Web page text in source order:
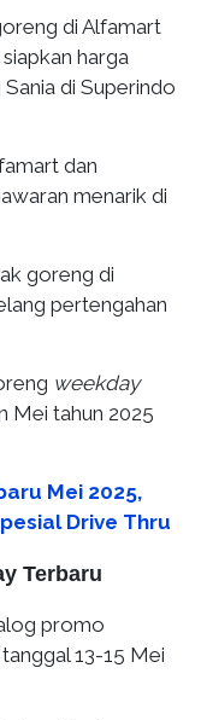
di Alfamart
harga
di Superindo
dan
menarik di
goreng di
pertengahan
weekday
Mei tahun 2025
Mei 2025,
Drive Thru
Terbaru
promo
13-15 Mei